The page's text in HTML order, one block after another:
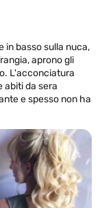
in basso sulla nuca,
aprono gli
L'acconciatura
abiti da sera
e spesso non ha